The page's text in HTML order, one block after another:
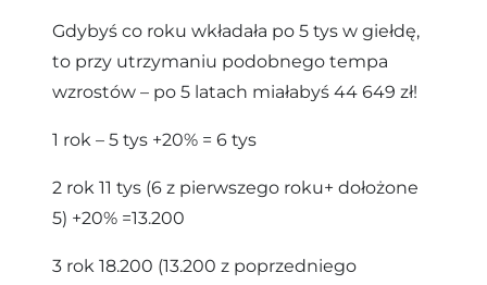
Gdybyś co roku wkładała po 5 tys w giełdę,
to przy utrzymaniu podobnego tempa
wzrostów – po 5 latach miałabyś 44 649 zł!
1 rok – 5 tys +20% = 6 tys
2 rok 11 tys (6 z pierwszego roku+ dołożone
5) +20% =13.200
3 rok 18.200 (13.200 z poprzedniego